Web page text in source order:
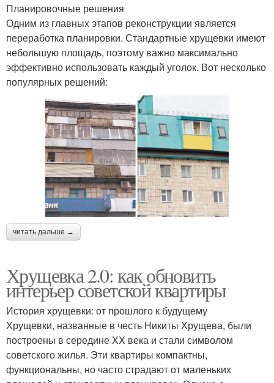
Планировочные решения
Одним из главных этапов реконструкции является
переработка планировки. Стандартные хрущевки имеют
небольшую площадь, поэтому важно максимально
эффективно использовать каждый уголок. Вот несколько
популярных решений:
читать дальше →
Хрущевка 2.0: как обновить
интерьер советской квартиры
История хрущевки: от прошлого к будущему
Хрущевки, названные в честь Никиты Хрущева, были
построены в середине XX века и стали символом
советского жилья. Эти квартиры компактны,
функциональны, но часто страдают от маленьких